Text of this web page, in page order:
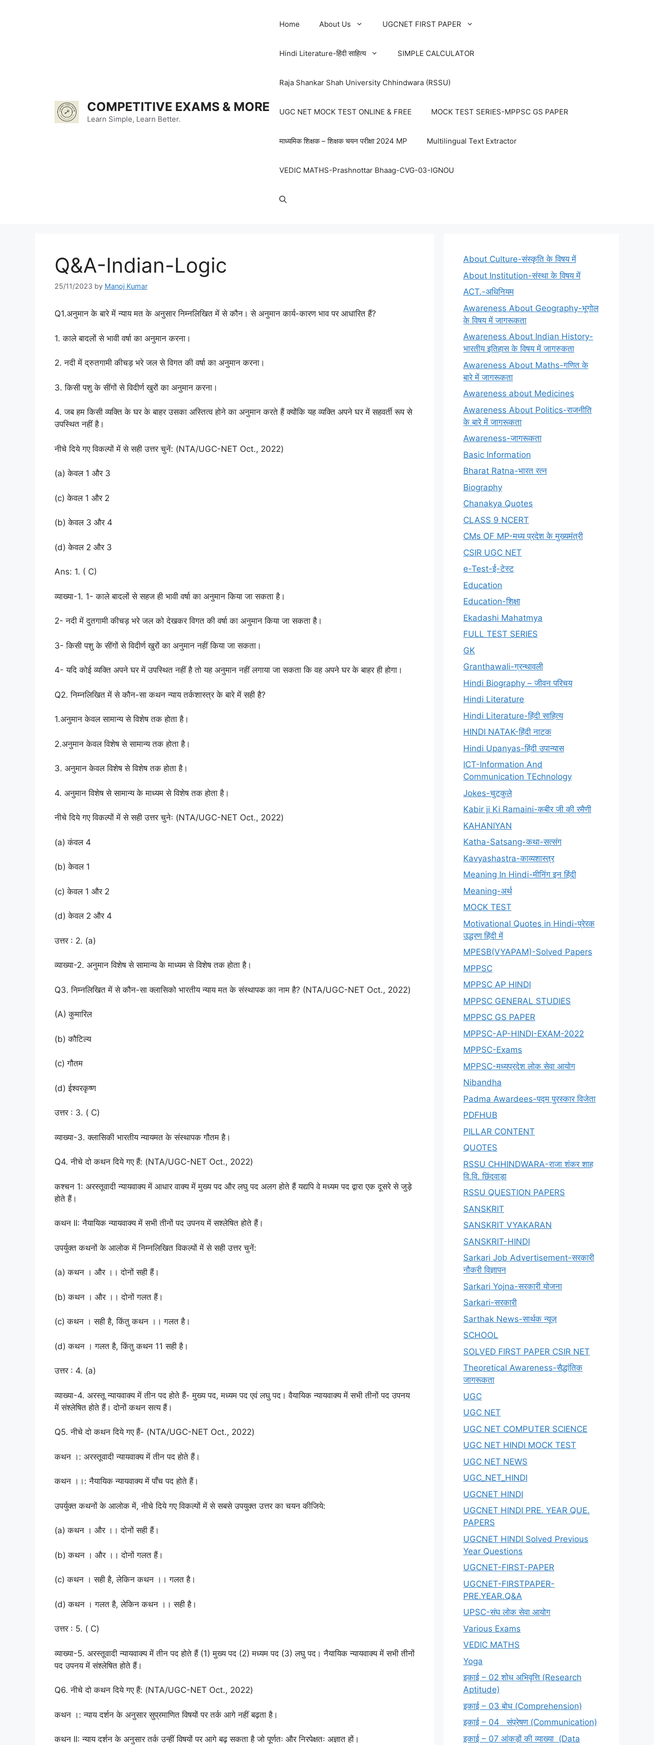
COMPETITIVE EXAMS & MORE
Learn Simple, Learn Better.
Home About Us UGCNET FIRST PAPER
Hindi Literature-हिंदी साहित्य SIMPLE CALCULATOR
Raja Shankar Shah University Chhindwara (RSSU)
UGC NET MOCK TEST ONLINE & FREE MOCK TEST SERIES-MPPSC GS PAPER
माध्यमिक शिक्षक – शिक्षक चयन परीक्षा 2024 MP Multilingual Text Extractor
VEDIC MATHS-Prashnottar Bhaag-CVG-03-IGNOU
Q&A-Indian-Logic
25/11/2023 by Manoj Kumar
Q1.अनुमान के बारे में न्याय मत के अनुसार निम्नलिखित में से कौन। से अनुमान कार्य-कारण भाव पर आधारित हैं?
1. काले बादलों से भावी वर्षा का अनुमान करना।
2. नदी में द्रुतगामी कीचड़ भरे जल से विगत की वर्षा का अनुमान करना।
3. किसी पशु के सींगों से विदीर्ण खुरों का अनुमान करना।
4. जब हम किसी व्यक्ति के घर के बाहर उसका अस्तित्व होने का अनुमान करते हैं क्योंकि यह व्यक्ति अपने घर में सहवर्ती रूप से
उपस्थित नहीं है।
नीचे दिये गए विकल्पों में से सही उत्तर चुनें: (NTA/UGC-NET Oct., 2022)
(a) केवल 1 और 3
(c) केवल 1 और 2
(b) केवल 3 और 4
(d) केवल 2 और 3
Ans: 1. ( C)
व्याख्या-1. 1- काले बादलों से सहज ही भावी वर्षा का अनुमान किया जा सकता है।
2- नदी में दुतगामी कीचड़ भरे जल को देखकर विगत की वर्षा का अनुमान किया जा सकता है।
3- किसी पशु के सींगों से विदीर्ण खुरों का अनुमान नहीं किया जा सकता।
4- यदि कोई व्यक्ति अपने घर में उपस्थित नहीं है तो यह अनुमान नहीं लगाया जा सकता कि वह अपने घर के बाहर ही होगा।
Q2. निम्नलिखित में से कौन-सा कथन न्याय तर्कशास्त्र के बारे में सही है?
1.अनुमान केवल सामान्य से विशेष तक होता है।
2.अनुमान केवल विशेष से सामान्य तक होता है।
3. अनुमान केवल विशेष से विशेष तक होता है।
4. अनुमान विशेष से सामान्य के माध्यम से विशेष तक होता है।
नीचे दिये गए विकल्पों में से सही उत्तर चुनेः (NTA/UGC-NET Oct., 2022)
(a) कंवल 4
(b) केवल 1
(c) केवल 1 और 2
(d) केवल 2 और 4
उत्तर : 2. (a)
व्याख्या-2. अनुमान विशेष से सामान्य के माध्यम से विशेष तक होता है।
Q3. निम्नलिखित में से कौन-सा क्लासिको भारतीय न्याय मत के संस्थापक का नाम है? (NTA/UGC-NET Oct., 2022)
(A) कुमारिल
(b) कौटिल्य
(c) गौतम
(d) ईश्वरकृष्ण
उत्तर : 3. ( C)
व्याख्या-3. क्लासिकी भारतीय न्यायमत के संस्थापक गौतम है।
Q4. नीचे दो कथन दिये गए हैं: (NTA/UGC-NET Oct., 2022)
कश्चन 1: अरस्तूवादी न्यायवाक्य में आधार वाक्य में मुख्य पद और लघु पद अलग होते हैं यद्यपि वे मध्यम पद द्वारा एक दूसरे से जुड़े
होते हैं।
कथन II: नैयायिक न्यायवाक्य में सभी तीनों पद उपनय में सश्लेषित होते हैं।
उपर्युक्त कथनों के आलोक में निम्नलिखित विकल्पों में से सही उत्तर चुनें:
(a) कथन । और ।। दोनों सही हैं।
(b) कथन । और ।। दोनों गलत हैं।
(c) कथन । सही है, किंतु कथन ।। गलत है।
(d) कथन । गलत है, किंतु कथन 11 सही है।
उत्तर : 4. (a)
व्याख्या-4. अरस्तू न्यायवाक्य में तीन पद होते हैं- मुख्य पद, मध्यम पद एवं लघु पद। वैयायिक न्यायवाक्य में सभी तीनों पद उपनय
में संश्लेषित होते हैं। दोनों कथन सत्य हैं।
Q5. नीचे दो कथन दिये गए हैं- (NTA/UGC-NET Oct., 2022)
कथन ।: अरस्तूवादी न्यायवाक्य में तीन पद होते हैं।
कथन ।।: नैयायिक न्यायवाक्य में पाँच पद होते हैं।
उपर्युक्त कथनों के आलोक में, नीचे दिये गए विकल्पों में से सबसे उपयुक्त उत्तर का चयन कीजिये:
(a) कथन । और ।। दोनों सही हैं।
(b) कथन । और ।। दोनों गलत हैं।
(c) कथन । सही है, लेकिन कथन ।। गलत है।
(d) कथन । गलत है, लेकिन कथन ।। सही है।
उत्तर : 5. ( C)
व्याख्या-5. अरस्तूवादी न्यायवाक्य में तीन पद होते हैं (1) मुख्य पद (2) मध्यम पद (3) लघु पद। नैयायिक न्यायवाक्य में सभी तीनों
पद उपनय में संश्लेषित होते हैं।
Q6. नीचे दो कथन दिये गए हैं: (NTA/UGC-NET Oct., 2022)
कथन ।: न्याय दर्शन के अनुसार सुप्रमाणित विषयों पर तर्क आगे नहीं बढ़ता है।
कथन II: न्याय दर्शन के अनुसार तर्क उन्हीं विषयों पर आगे बढ़ सकता है जो पूर्णतः और निरपेक्षतः अज्ञात हों।
About Culture-संस्कृति के विषय में
About Institution-संस्था के विषय में
ACT.-अधिनियम
Awareness About Geography-भूगोल
के विषय में जागरूकता
Awareness About Indian History-
भारतीय इतिहास के विषय में जागरुकता
Awareness About Maths-गणित के
बारे में जागरूकता
Awareness about Medicines
Awareness About Politics-राजनीति
के बारे में जागरूकता
Awareness-जागरूकता
Basic Information
Bharat Ratna-भारत रत्न
Biography
Chanakya Quotes
CLASS 9 NCERT
CMs OF MP-मध्य प्रदेश के मुख्यमंत्री
CSIR UGC NET
e-Test-ई-टेस्ट
Education
Education-शिक्षा
Ekadashi Mahatmya
FULL TEST SERIES
GK
Granthawali-ग्रन्थावली
Hindi Biography – जीवन परिचय
Hindi Literature
Hindi Literature-हिंदी साहित्य
HINDI NATAK-हिंदी नाटक
Hindi Upanyas-हिंदी उपान्यास
ICT-Information And
Communication TEchnology
Jokes-चुटकुले
Kabir ji Ki Ramaini-कबीर जी की रमैणी
KAHANIYAN
Katha-Satsang-कथा-सत्संग
Kavyashastra-काव्यशास्त्र
Meaning In Hindi-मीनिंग इन हिंदी
Meaning-अर्थ
MOCK TEST
Motivational Quotes in Hindi-प्रेरक
उद्धरण हिंदी में
MPESB(VYAPAM)-Solved Papers
MPPSC
MPPSC AP HINDI
MPPSC GENERAL STUDIES
MPPSC GS PAPER
MPPSC-AP-HINDI-EXAM-2022
MPPSC-Exams
MPPSC-मध्यप्रदेश लोक सेवा आयोग
Nibandha
Padma Awardees-पद्म पुरस्कार विजेता
PDFHUB
PILLAR CONTENT
QUOTES
RSSU CHHINDWARA-राजा शंकर शाह
वि.वि. छिंदवाड़ा
RSSU QUESTION PAPERS
SANSKRIT
SANSKRIT VYAKARAN
SANSKRIT-HINDI
Sarkari Job Advertisement-सरकारी
नौकरी विज्ञापन
Sarkari Yojna-सरकारी योजना
Sarkari-सरकारी
Sarthak News-सार्थक न्यूज़
SCHOOL
SOLVED FIRST PAPER CSIR NET
Theoretical Awareness-सैद्धांतिक
जागरूकता
UGC
UGC NET
UGC NET COMPUTER SCIENCE
UGC NET HINDI MOCK TEST
UGC NET NEWS
UGC_NET_HINDI
UGCNET HINDI
UGCNET HINDI PRE. YEAR QUE.
PAPERS
UGCNET HINDI Solved Previous
Year Questions
UGCNET-FIRST-PAPER
UGCNET-FIRSTPAPER-
PRE.YEAR.Q&A
UPSC-संघ लोक सेवा आयोग
Various Exams
VEDIC MATHS
Yoga
इकाई – 02 शोध अभिवृत्ति (Research
Aptitude)
इकाई – 03 बोध (Comprehension)
इकाई – 04 संप्रेषण (Communication)
इकाई – 07 आंकड़ों की व्याख्या (Data